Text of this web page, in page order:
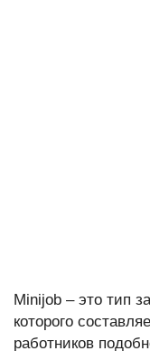
Minijob – это тип
которого
работников